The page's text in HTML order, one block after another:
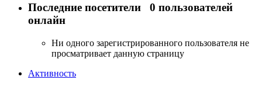
Последние посетители 0 пользователей
онлайн
Ни одного зарегистрированного пользователя не
просматривает данную страницу
Активность